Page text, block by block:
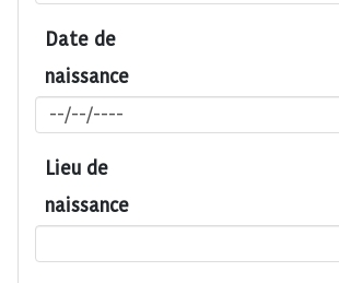
Date de
naissance
Lieu de
naissance